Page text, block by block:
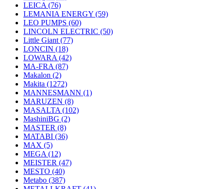
LEICA (76)
LEMANIA ENERGY (59)
LEO PUMPS (60)
LINCOLN ELECTRIC (50)
Little Giant (77)
LONCIN (18)
LOWARA (42)
MA-FRA (87)
Makalon (2)
Makita (1272)
MANNESMANN (1)
MARUZEN (8)
MASALTA (102)
MashiniBG (2)
MASTER (8)
MATABI (36)
MAX (5)
MEGA (12)
MEISTER (47)
MESTO (40)
Metabo (387)